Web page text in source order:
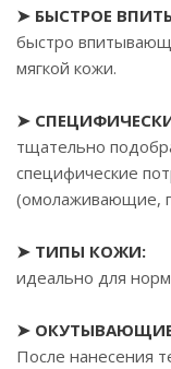
➤ БЫСТРОЕ
быстро
мягкой кожи.
➤
тщательно
специфические
(омолаживающие,
➤ ТИПЫ КОЖИ:
идеально для
➤
После нанесения